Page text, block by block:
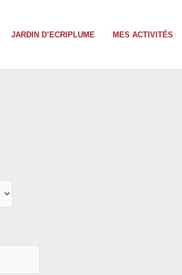
JARDIN D’ECRIPLUME MES ACTIVITÉS